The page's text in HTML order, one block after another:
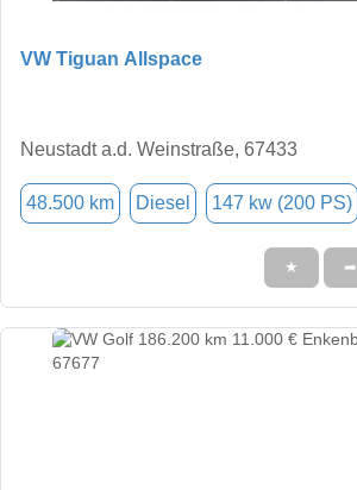
VW Tiguan Allspace
Neustadt a.d. Weinstraße, 67433
48.500 km Diesel 147 kw (200 PS)
★ ➦